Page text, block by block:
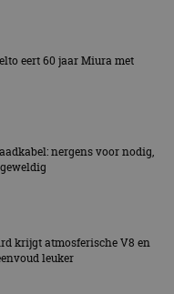
eert 60 jaar Miura met
nergens voor nodig,
krijgt atmosferische V8 en
leuker